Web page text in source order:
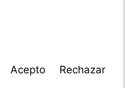
Acepto Rechazar